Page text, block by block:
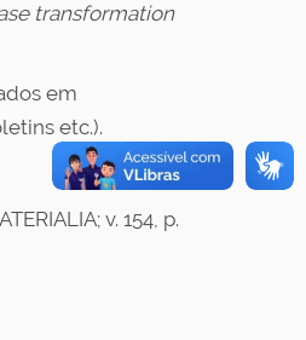
transformation
em
etc.).
v. 154, p.